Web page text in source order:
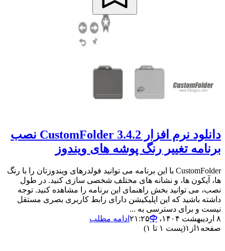
دانلود نرم افزار CustomFolder 3.4.2 نصب
برنامه تغییر رنگ پوشه های ویندوز
CustomFolder با این برنامه می توانید فولدرهای ویندوزتان را با رنگ
ها، آیکون ها، و نشانه های مختلف شخصی سازی کنید. در طول
نصب، می توانید بخش راهنمای این برنامه را مشاهده کنید. توجه
داشته باشید که این اپلیکیشن دارای رابط کاربری بصری مستقل
نیست و برای دسترسی به ...
۸ اردیبهشت ۱۴۰۴،‏ ۲۱:۲۵
ادامه مطلب
صفحه ۱ از ۱(پست ۱ تا ۱)